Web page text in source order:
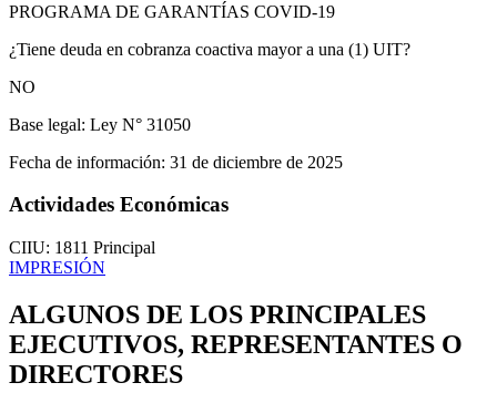
PROGRAMA DE GARANTÍAS COVID-19
¿Tiene deuda en cobranza coactiva mayor a una (1) UIT?
NO
Base legal: Ley N° 31050
Fecha de información: 31 de diciembre de 2025
Actividades Económicas
CIIU: 1811 Principal
IMPRESIÓN
ALGUNOS DE LOS PRINCIPALES
EJECUTIVOS, REPRESENTANTES O
DIRECTORES